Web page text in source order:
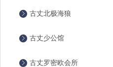
古丈北极海狼
古丈少公馆
古丈罗密欧会所